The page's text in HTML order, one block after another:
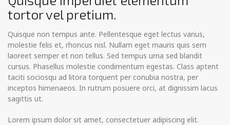
tortor vel pretium.
Quisque non tempus ante. Pellentesque eget lectus varius,
molestie felis et, rhoncus nisl. Nullam eget mauris quis sem
laoreet semper et non tellus. Sed tempus urna sed blandit
cursus. Phasellus molestie condimentum egestas. Class aptent
taciti sociosqu ad litora torquent per conubia nostra, per
inceptos himenaeos. In rutrum posuere orci, at dignissim lacus
sagittis ut.
Lorem ipsum dolor sit amet, consectetuer adipiscing elit.